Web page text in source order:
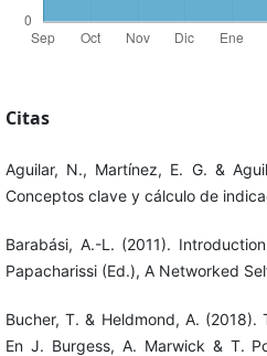
Citas
Aguilar, N., Martínez, E. G. &
Conceptos clave y cálculo de
Barabási, A.-L. (2011).
Papacharissi (Ed.), A Networked
Bucher, T. & Heldmond, A.
En J. Burgess, A. Marwick & T.